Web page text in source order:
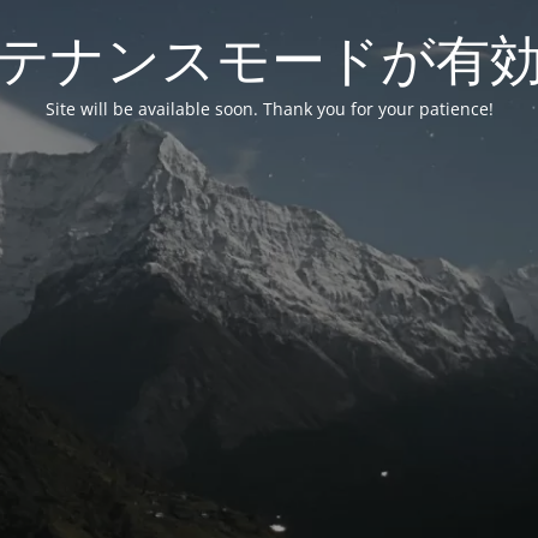
ナンスモードが有
Site will be available soon. Thank you for your patience!